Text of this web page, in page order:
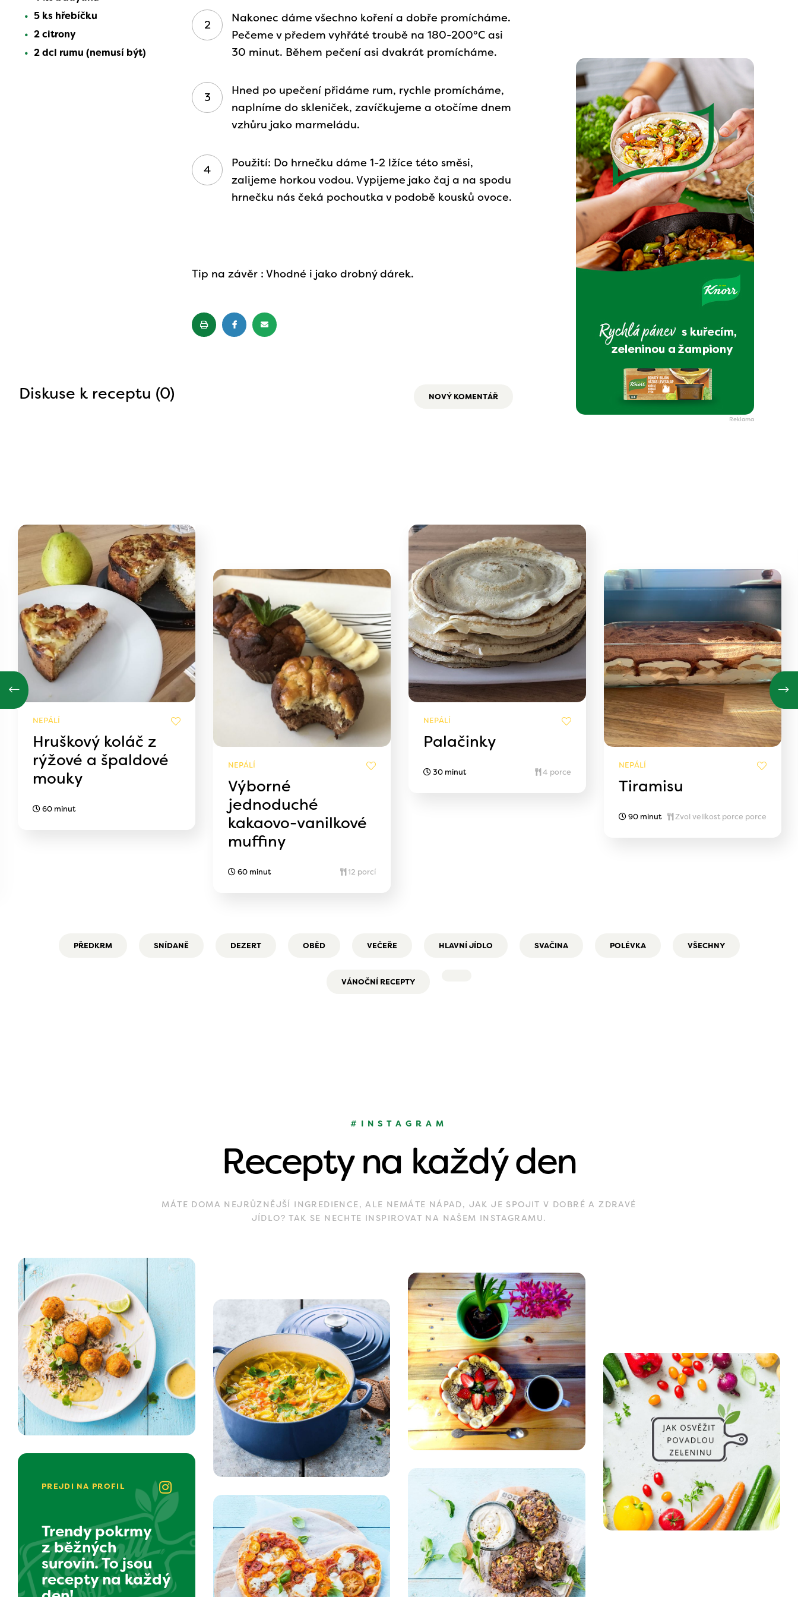
5 ks hřebíčku
2 citrony
2 dcl rumu (nemusí být)
Nakonec dáme všechno koření a dobře promícháme.
Pečeme v předem vyhřáté troubě na 180-200°C asi
30 minut. Během pečení asi dvakrát promícháme.
Hned po upečení přidáme rum, rychle promícháme,
naplníme do skleniček, zavíčkujeme a otočíme dnem
vzhůru jako marmeládu.
Použití: Do hrnečku dáme 1-2 lžíce této směsi,
zalijeme horkou vodou. Vypijeme jako čaj a na spodu
hrnečku nás čeká pochoutka v podobě kousků ovoce.
Tip na závěr : Vhodné i jako drobný dárek.
Diskuse k receptu (0) NOVÝ KOMENTÁŘ
NEPÁLÍ
Hruškový koláč z
rýžové a špaldové
mouky
60 minut
NEPÁLÍ
Výborné
jednoduché
kakaovo-vanilkové
muffiny
60 minut 12 porcí
NEPÁLÍ
Palačinky
30 minut 4 porce
NEPÁLÍ
Tiramisu
90 minut Zvol velikost porce porce
PŘEDKRM SNÍDANĚ DEZERT OBĚD VEČEŘE HLAVNÍ JÍDLO SVAČINA POLÉVKA VŠECHNY
VÁNOČNÍ RECEPTY
#INSTAGRAM
Recepty na každý den
MÁTE DOMA NEJRŮZNĚJŠÍ INGREDIENCE, ALE NEMÁTE NÁPAD, JAK JE SPOJIT V DOBRÉ A ZDRAVÉ
JÍDLO? TAK SE NECHTE INSPIROVAT NA NAŠEM INSTAGRAMU.
PREJDI NA PROFIL
Trendy pokrmy
z běžných
surovin. To jsou
recepty na každý